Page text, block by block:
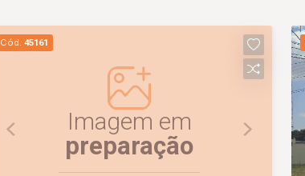
Cód. 45161
Imagem em
preparação